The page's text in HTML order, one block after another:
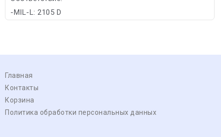
-MIL-L: 2105 D
Главная
Контакты
Корзина
Политика обработки персональных данных